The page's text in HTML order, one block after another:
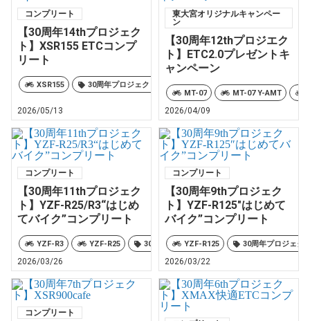
コンプリート
【30周年14thプロジェク
ト】XSR155 ETCコンプ
リート
XSR155 30周年プロジェクト YSP東大宮オリジナル
2026/05/13
東大宮オリジナルキャンペー
ン
【30周年12thプロジエク
ト】ETC2.0プレゼントキ
ャンペーン
MT-07 MT-07 Y-AMT
2026/04/09
コンプリート
【30周年11thプロジェク
ト】YZF-R25/R3“はじめ
てバイク”コンプリート
YZF-R3 YZF-R25 30周年プロジェクト YSP東大宮オリジナ
2026/03/26
コンプリート
【30周年9thプロジェク
ト】YZF-R125″はじめて
バイク”コンプリート
YZF-R125 30周年プロジェク
2026/03/22
コンプリート